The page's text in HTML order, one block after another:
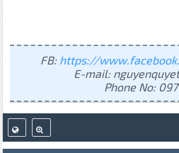
FB: https://
E-mail:
Phone No: